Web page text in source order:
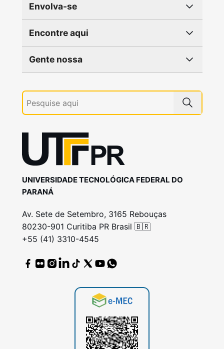
Envolva-se
Encontre aqui
Gente nossa
UNIVERSIDADE TECNOLÓGICA FEDERAL DO
PARANÁ
Av. Sete de Setembro, 3165 Rebouças
80230-901 Curitiba PR Brasil 🇧🇷
+55 (41) 3310-4545